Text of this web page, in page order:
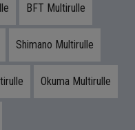
BFT Multirulle
Shimano Multirulle
Okuma Multirulle